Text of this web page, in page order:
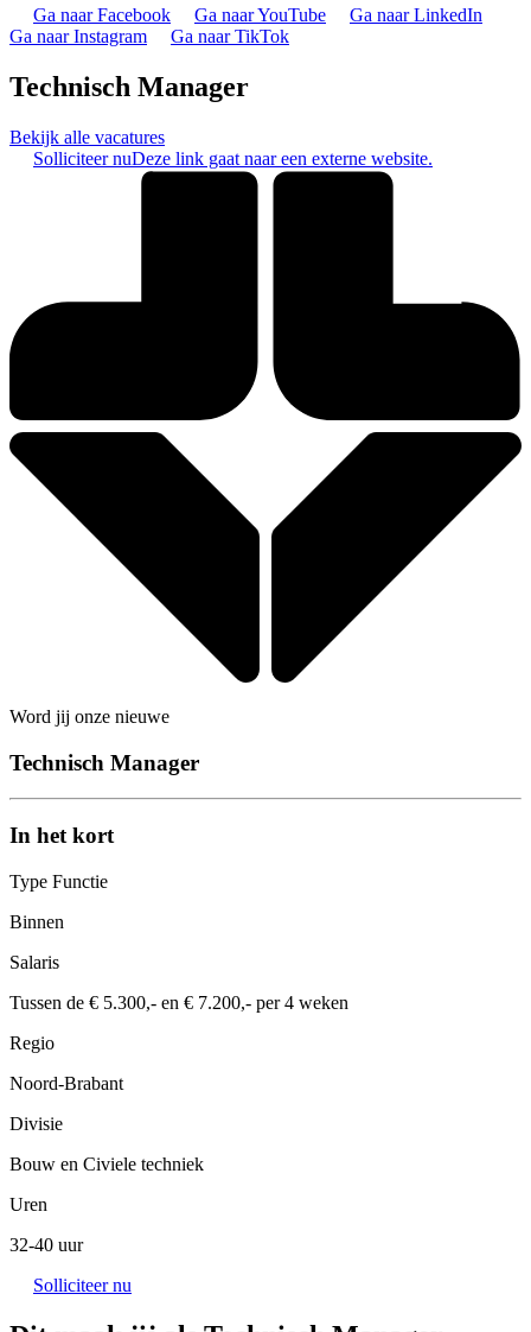
Ga naar Facebook
Ga naar YouTube
Ga naar LinkedIn
Ga naar Instagram
Ga naar TikTok
Technisch Manager
Bekijk alle vacatures
Solliciteer nuDeze link gaat naar een externe website.
Word jij onze nieuwe
Technisch Manager
In het kort
Type Functie
Binnen
Salaris
Tussen de € 5.300,- en € 7.200,- per 4 weken
Regio
Noord-Brabant
Divisie
Bouw en Civiele techniek
Uren
32-40 uur
Solliciteer nu